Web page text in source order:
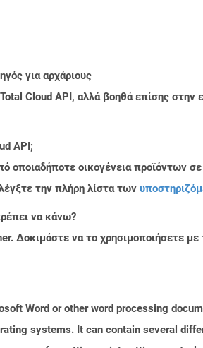
για αρχάριους
Cloud API, αλλά βοηθά επίσης
API;
οικογένεια προϊόντων
την πλήρη λίστα των
να κάνω?
Δοκιμάστε να το χρησιμοποιήσετε
Word or other word processing
systems. It can contain several